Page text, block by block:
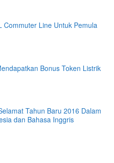
Commuter Line Untuk Pemula
Bonus Token Listrik
Tahun Baru 2016 Dalam
dan Bahasa Inggris